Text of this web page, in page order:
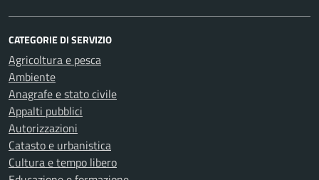
CATEGORIE DI SERVIZIO
Agricoltura e pesca
Ambiente
Anagrafe e stato civile
Appalti pubblici
Autorizzazioni
Catasto e urbanistica
Cultura e tempo libero